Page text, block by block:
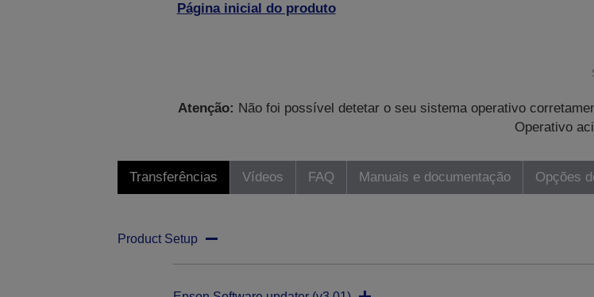
Página inicial do produto
Atenção: Não foi possível detetar o seu sistema operativo
Operativo
Transferências Vídeos FAQ Manuais e documentação Opções
Product Setup